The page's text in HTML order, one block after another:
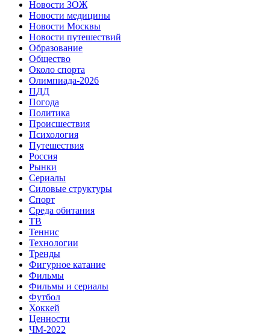
Новости ЗОЖ
Новости медицины
Новости Москвы
Новости путешествий
Образование
Общество
Около спорта
Олимпиада-2026
ПДД
Погода
Политика
Происшествия
Психология
Путешествия
Россия
Рынки
Сериалы
Силовые структуры
Спорт
Среда обитания
ТВ
Теннис
Технологии
Тренды
Фигурное катание
Фильмы
Фильмы и сериалы
Футбол
Хоккей
Ценности
ЧМ-2022